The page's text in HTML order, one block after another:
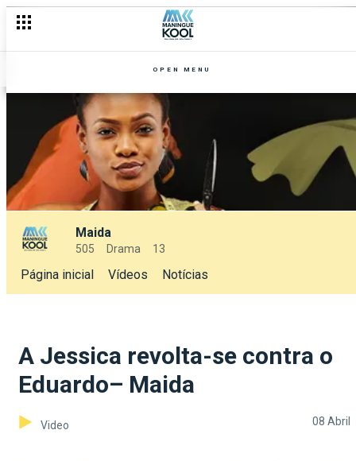
OPEN MENU
Maida
505 Drama 13
Página inicial Vídeos Notícias
A Jessica revolta-se contra o
Eduardo– Maida
Video 08 Abril